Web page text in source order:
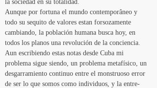
la sociedad en su totalidad.
Aunque por fortuna el mundo contemporâneo y
todo su sequito de valores estan forsozamente
cambiando, la población humana busca hoy, en
todos los planos una revolución de la conciencia.
Aun escribiendo estas notas desde Cuba mi
problema sigue siendo, un problema metafísico, un
desgarramiento continuo entre el monstruoso error
de ser lo que somos como individuos, y la entre-